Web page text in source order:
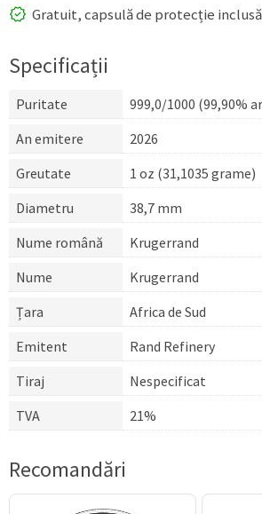
Gratuit, capsulă de protecție
Specificații
Puritate
999,0/1000 (99,90%
An emitere
2026
Greutate
1 oz (31,1035 grame)
Diametru
38,7 mm
Nume română
Krugerrand
Nume
Krugerrand
Țara
Africa de Sud
Emitent
Rand Refinery
Tiraj
Nespecificat
TVA
21%
Recomandări